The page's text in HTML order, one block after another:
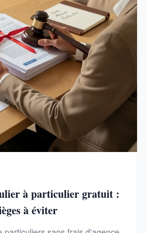
à particulier gratuit :
à éviter